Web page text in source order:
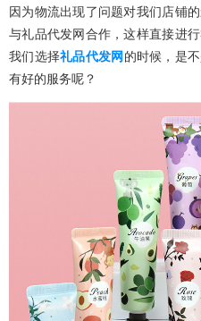
因为物流出现了问题对我们店铺
与礼品代发网合作，这样直接进
我们选择礼品代发网的时候，是
有好的服务呢？